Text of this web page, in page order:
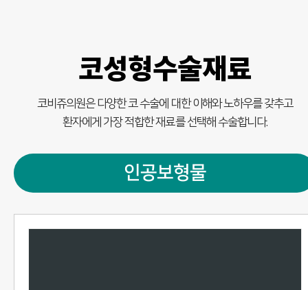
코성형수술재료
코비쥬의원은 다양한 코 수술에 대한 이해와 노하우를 갖추고
환자에게 가장 적합한 재료를 선택해 수술합니다.
인공보형물